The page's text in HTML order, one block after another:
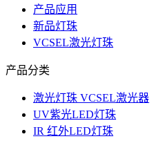
产品应用
新品灯珠
VCSEL激光灯珠
产品分类
激光灯珠 VCSEL激光器
UV紫光LED灯珠
IR 红外LED灯珠